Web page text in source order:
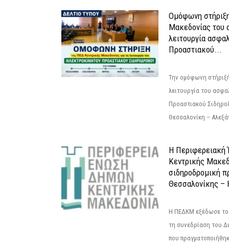
Ομόφωνη
Μακεδονίας του
λειτουργία
Προαστιακού...
Την ομόφωνη
λειτουργία του
Προαστιακού
Θεσσαλονίκη –
Η
Κεντρικής
σιδηροδρομική
Θεσσαλονίκης –
Η ΠΕΔΚΜ εξέδωσε το
τη συνεδρίαση του
που